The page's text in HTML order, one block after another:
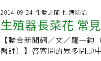
上。HPV疫苗也可預防菜花
接種，也間接減少未來另一
道黏膜也可能感染HPV病毒
具，不只可以檢查子宮頸的
或子宮頸是因病變切除，更
劑、殺精蟲劑或潤滑劑，前
療！」。「波波未婚且生活
覺得私處長怪東西而求診，
不潔的公共浴池！」HPV中
不具傷害性，且會藉著自
能引起子宮頸癌、菜花或其
2014-09-24 性愛之間.性病防治
生殖器長菜花 常
【聯合新聞網／文／羅一
醫師）】答客問的眾多問題